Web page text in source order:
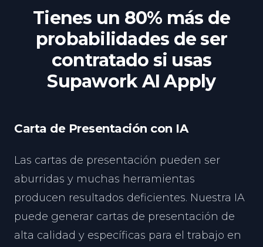
Tienes un 80% más de
probabilidades de ser
contratado si usas
Supawork AI Apply
Carta de Presentación con IA
Las cartas de presentación pueden ser
aburridas y muchas herramientas
producen resultados deficientes. Nuestra IA
puede generar cartas de presentación de
alta calidad y específicas para el trabajo en